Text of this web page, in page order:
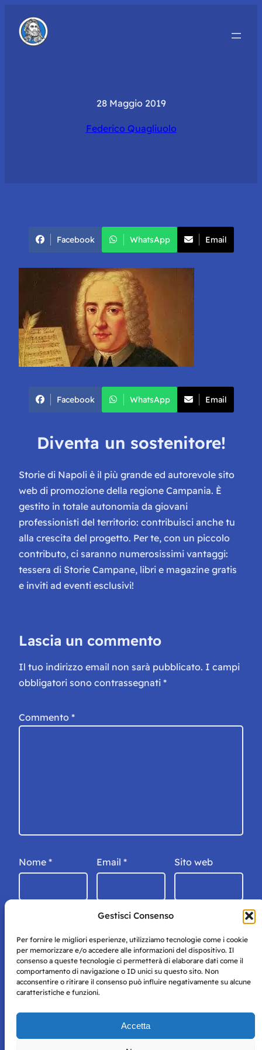
Gestisci Consenso
Per fornire le migliori esperienze, utilizziamo tecnologie come i cookie
per memorizzare e/o accedere alle informazioni del dispositivo. Il
consenso a queste tecnologie ci permetterà di elaborare dati come il
comportamento di navigazione o ID unici su questo sito. Non
acconsentire o ritirare il consenso può influire negativamente su alcune
caratteristiche e funzioni.
Accetta
28 Maggio 2019
Federico Quagliuolo
Facebook WhatsApp Email
Facebook WhatsApp Email
Diventa un sostenitore!
Storie di Napoli è il più grande ed autorevole sito
web di promozione della regione Campania. È
gestito in totale autonomia da giovani
professionisti del territorio: contribuisci anche tu
alla crescita del progetto. Per te, con un piccolo
contributo, ci saranno numerosissimi vantaggi:
tessera di Storie Campane, libri e magazine gratis
e inviti ad eventi esclusivi!
Lascia un commento
Il tuo indirizzo email non sarà pubblicato. I campi
obbligatori sono contrassegnati *
Commento *
Nome * Email * Sito web
Storie di Napoli è una testata registrata presso il tribunale di